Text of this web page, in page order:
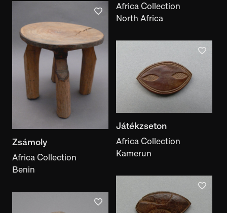
material
Technique
vésés
Performance style
performance style
author, maker
Ethnicity
ethnicity
Collector
collector
Africa Collection
North Africa
Zsámoly
Africa Collection
Benin
Játékzseton
Africa Collection
Kamerun